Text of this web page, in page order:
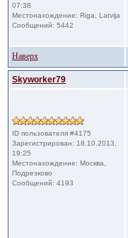
07:38
Местонахождение: Riga, Latvija
Сообщений: 5442
Наверх
Skyworker79
ID пользователя #4175
Зарегистрирован: 18.10.2013,
19:25
Местонахождение: Москва,
Подрезково
Сообщений: 4193